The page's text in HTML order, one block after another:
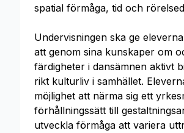
spatial förmåga, tid och
Undervisningen ska ge
att genom sina kunskaper om
färdigheter i dansämnen aktivt
rikt kulturliv i samhället.
möjlighet att närma sig ett
förhållningssätt till
utveckla förmåga att variera